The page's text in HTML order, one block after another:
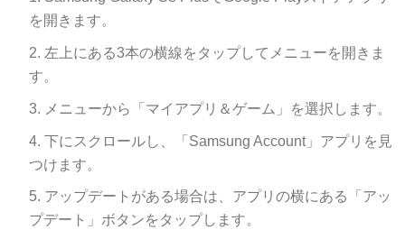
を開きます。
左上にある3本の横線をタップしてメニューを開きま
す。
メニューから「マイアプリ＆ゲーム」を選択します。
下にスクロールし、「Samsung Account」アプリを見
つけます。
アップデートがある場合は、アプリの横にある「アッ
プデート」ボタンをタップします。